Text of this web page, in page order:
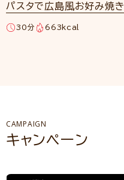
パスタで広島風お好み焼き
30分 663kcal
CAMPAIGN
キャンペーン